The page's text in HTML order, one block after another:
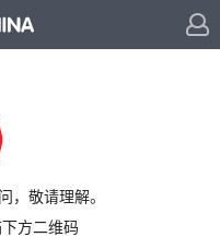
，敬请理解。
方二维码